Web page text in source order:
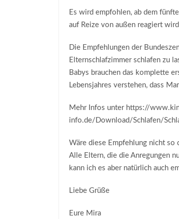
Es wird empfohlen, ab dem
auf Reize von außen reagiert
Die Empfehlungen der
Elternschlafzimmer schlafen zu
Babys brauchen das komplette
Lebensjahres verstehen, dass
Mehr Infos unter https://
info.de/Download/Schlafen/
Wäre diese Empfehlung nicht so
Alle Eltern, die die Anregungen
kann ich es aber natürlich auch
Liebe Grüße
Eure Mira